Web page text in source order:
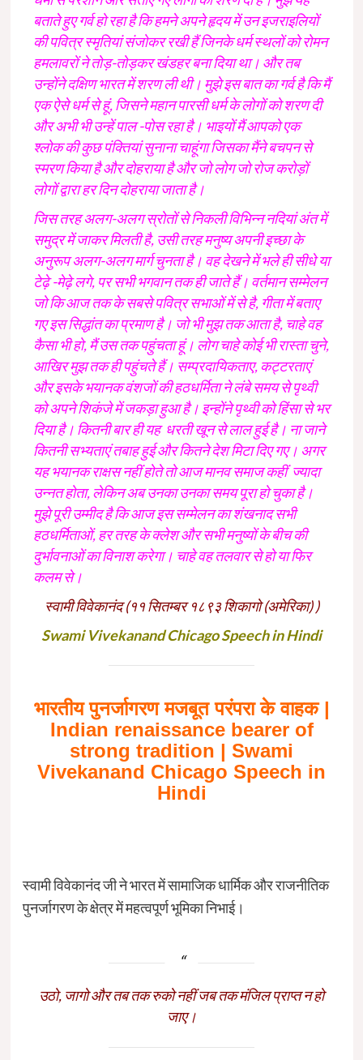
बताते हुए गर्व हो रहा है कि हमने अपने हृदय में उन इजराइलियों
की पवित्र स्मृतियां संजोकर रखी हैं जिनके धर्म स्थलों को रोमन
हमलावरों ने तोड़-तोड़कर खंडहर बना दिया था। और तब
उन्होंने दक्षिण भारत में शरण ली थी। मुझे इस बात का गर्व है कि मैं
एक ऐसे धर्म से हूं, जिसने महान पारसी धर्म के लोगों को शरण दी
और अभी भी उन्हें पाल -पोस रहा है। भाइयों मैं आपको एक
श्लोक की कुछ पंक्तियां सुनाना चाहूंगा जिसका मैंने बचपन से
स्मरण किया है और दोहराया है और जो लोग जो रोज करोड़ों
लोगों द्वारा हर दिन दोहराया जाता है।
जिस तरह अलग-अलग स्रोतों से निकली विभिन्न नदियां अंत में
समुद्र में जाकर मिलती है, उसी तरह मनुष्य अपनी इच्छा के
अनुरूप अलग-अलग मार्ग चुनता है। वह देखने में भले ही सीधे या
टेढ़े -मेढ़े लगे, पर सभी भगवान तक ही जाते हैं। वर्तमान सम्मेलन
जो कि आज तक के सबसे पवित्र सभाओं में से है, गीता में बताए
गए इस सिद्धांत का प्रमाण है। जो भी मुझ तक आता है, चाहे वह
कैसा भी हो, मैं उस तक पहुंचता हूं। लोग चाहे कोई भी रास्ता चुने,
आखिर मुझ तक ही पहुंचते हैं। सम्प्रदायिकताए, कट्टरताएं
और इसके भयानक वंशजों की हठधर्मिता ने लंबे समय से पृथ्वी
को अपने शिकंजे में जकड़ा हुआ है। इन्होंने पृथ्वी को हिंसा से भर
दिया है। कितनी बार ही यह धरती खून से लाल हुई है। ना जाने
कितनी सभ्यताएं तबाह हुई और कितने देश मिटा दिए गए। अगर
यह भयानक राक्षस नहीं होते तो आज मानव समाज कहीं ज्यादा
उन्नत होता, लेकिन अब उनका उनका समय पूरा हो चुका है।
मुझे पूरी उम्मीद है कि आज इस सम्मेलन का शंखनाद सभी
हठधर्मिताओं, हर तरह के क्लेश और सभी मनुष्यों के बीच की
दुर्भावनाओं का विनाश करेगा। चाहे वह तलवार से हो या फिर
कलम से।
स्वामी विवेकानंद (११ सितम्बर १८९३शिकागो (अमेरिका) )
Swami Vivekanand Chicago Speech in Hindi
भारतीय पुनर्जागरण मजबूत परंपरा के वाहक |
Indian renaissance bearer of
strong tradition | Swami
Vivekanand Chicago Speech in
Hindi
स्वामी विवेकानंद जी ने भारत में सामाजिक धार्मिक और राजनीतिक
पुनर्जागरण के क्षेत्र में महत्वपूर्ण भूमिका निभाई।
उठो, जागो और तब तक रुको नहीं जब तक मंजिल प्राप्त न हो
जाए।